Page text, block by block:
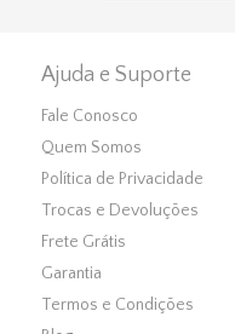
Ajuda e Suporte
Fale Conosco
Quem Somos
Política de Privacidade
Trocas e Devoluções
Frete Grátis
Garantia
Termos e Condições